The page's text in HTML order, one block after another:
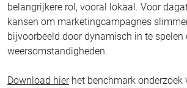
belangrijkere rol, vooral lokaal. Voor
kansen om marketingcampagnes
bijvoorbeeld door dynamisch in te spelen
weersomstandigheden.
Download hierhet benchmark onderzoek